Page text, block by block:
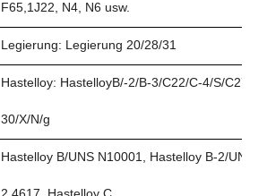
F65,1J22, N4, N6 usw.
Legierung: Legierung 20/28/31
Hastelloy: HastelloyB/-2/B-3/C22/C-4/S/C276/
30/X/N/g
Hastelloy B/UNS N10001, Hastelloy B-2/UNS